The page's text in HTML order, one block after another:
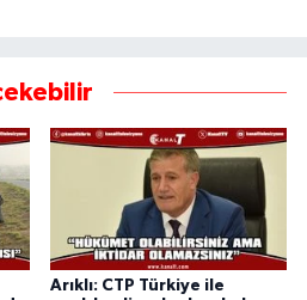
Arıklı: CTP Türkiye ile